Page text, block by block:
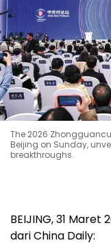
The 2026
Beijing on Sunday,
breakthroughs.
BEIJING,31 Maret
dari China Daily: